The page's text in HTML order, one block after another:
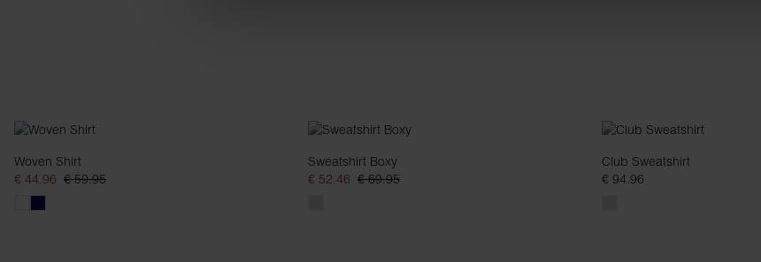
Woven Shirt
€ 44.96 € 59.95
Sweatshirt Boxy
€ 52.46 € 69.95
Club Sweatshirt
€ 94.96